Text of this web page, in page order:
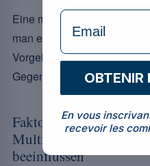
Eine medizinische
man eine Ergänzung
Vorgehen, um mögliche
Gegenanzeigen zu
Faktoren, die die Wahl
Multivitaminpräparate
beeinflussen
formulaire
OBTENIR
En vous
recevoir les